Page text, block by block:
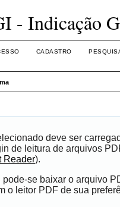
- Indicação
CADASTRO
deve ser
de leitura de arquivos
Reader).
se baixar o arquivo
o leitor PDF de sua